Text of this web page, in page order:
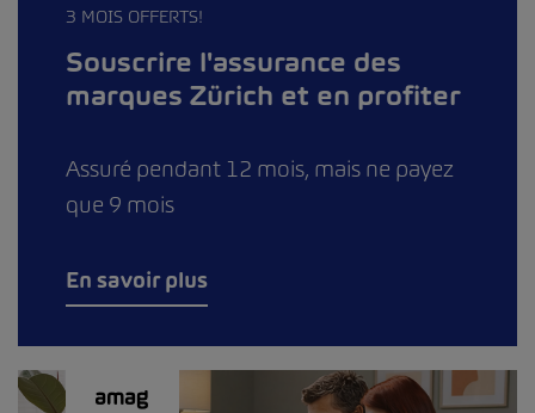
3 MOIS OFFERTS!
Souscrire l'assurance des
marques Zürich et en profiter
Assuré pendant 12 mois, mais ne payez
que 9 mois
En savoir plus